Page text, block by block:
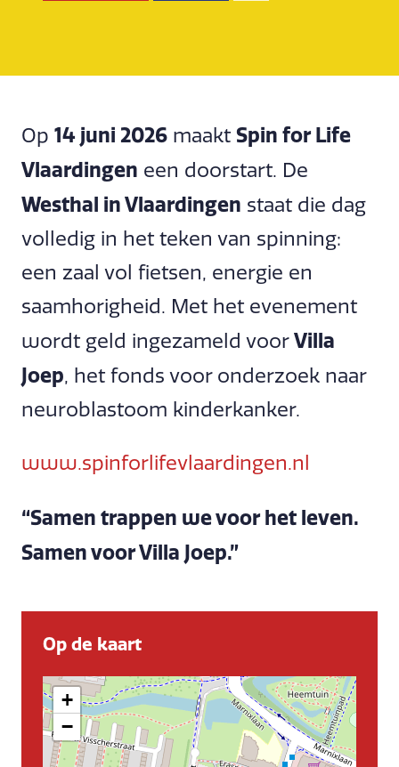
Op 14 juni 2026 maakt Spin for Life
Vlaardingen een doorstart. De
Westhal in Vlaardingen staat die dag
volledig in het teken van spinning:
een zaal vol fietsen, energie en
saamhorigheid. Met het evenement
wordt geld ingezameld voorVilla
Joep, het fonds voor onderzoek naar
neuroblastoom kinderkanker.
www.spinforlifevlaardingen.nl
“Samen trappen we voor het leven.
Samen voor Villa Joep.”
Op de kaart
+
−